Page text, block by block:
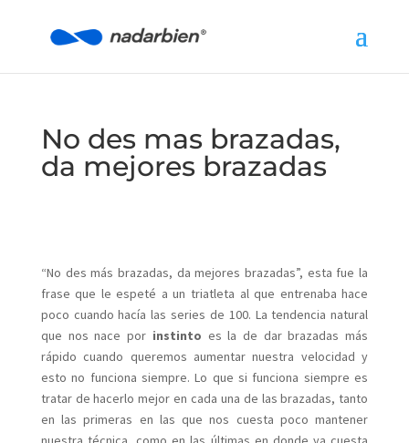
No des mas brazadas,
da mejores brazadas
“No des más brazadas, da mejores brazadas”, esta fue la
frase que le espeté a un triatleta al que entrenaba hace
poco cuando hacía las series de 100. La tendencia natural
que nos nace por instinto es la de dar brazadas más
rápido cuando queremos aumentar nuestra velocidad y
esto no funciona siempre. Lo que si funciona siempre es
tratar de hacerlo mejor en cada una de las brazadas, tanto
en las primeras en las que nos cuesta poco mantener